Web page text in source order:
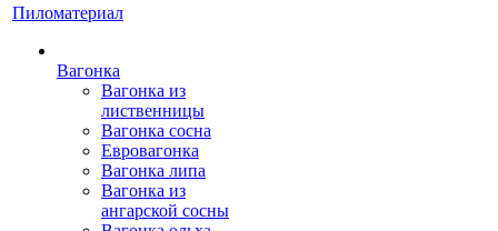
Пиломатериал
Вагонка
Вагонка из
лиственницы
Вагонка сосна
Евровагонка
Вагонка липа
Вагонка из
ангарской сосны